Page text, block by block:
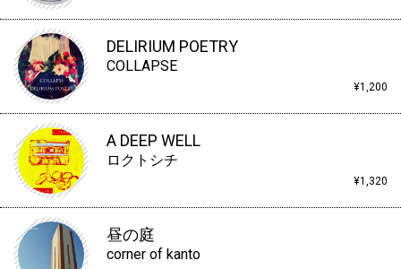
DELIRIUM POETRY
COLLAPSE
¥1,200
A DEEP WELL
ロクトシチ
¥1,320
昼の庭
corner of kanto